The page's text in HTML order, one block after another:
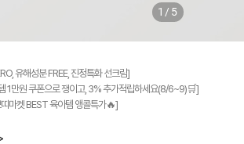
1/5
유해성분 FREE, 진정특화 선크림]
1만원 쿠폰으로 쟁이고, 3% 추가적립하세요(8/6~9)🛒]
마켓 BEST 육아템 앵콜특가🔥]